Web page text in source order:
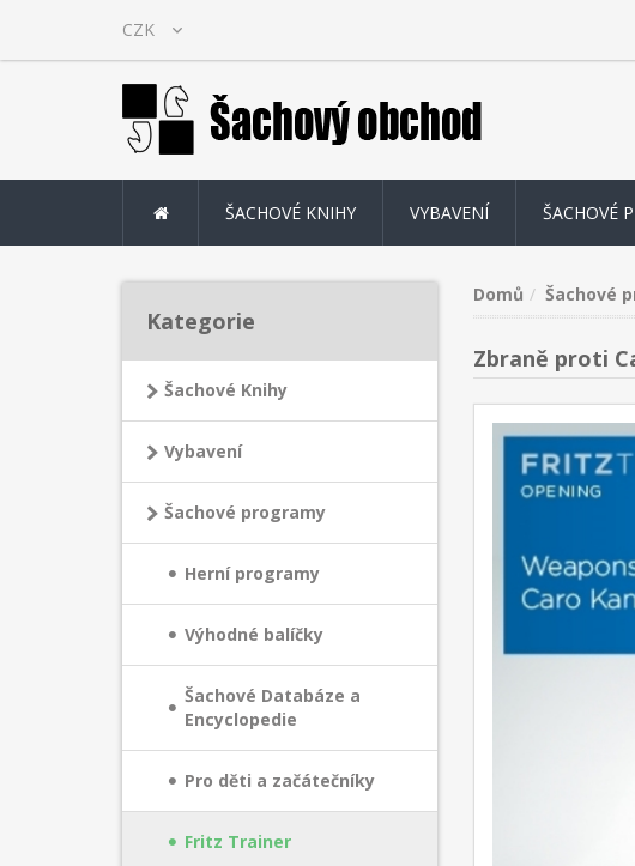
ŠACHOVÉ KNIHY VYBAVENÍ ŠACHOVÉ
Domů Šachové
Zbraně proti
Kategorie
Šachové Knihy
Vybavení
Šachové programy
Herní programy
Výhodné balíčky
Šachové Databáze a
Encyclopedie
Pro děti a začátečníky
Fritz Trainer